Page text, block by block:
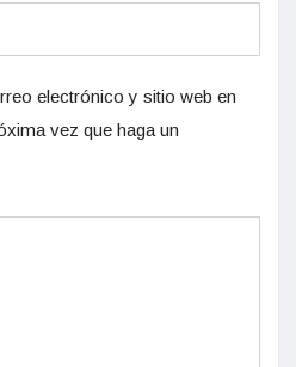
electrónico y sitio web en
vez que haga un